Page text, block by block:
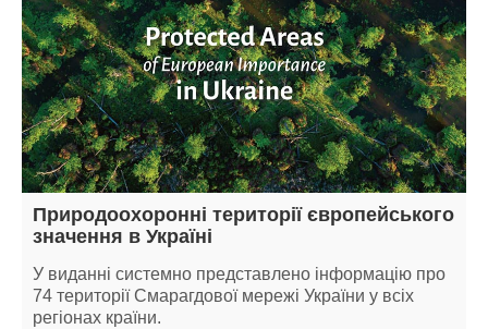
Природоохоронні території європейського
значення в Україні
У виданні системно представлено інформацію про
74 території Смарагдової мережі України у всіх
регіонах країни.